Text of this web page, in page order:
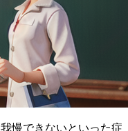
慢できないといった症